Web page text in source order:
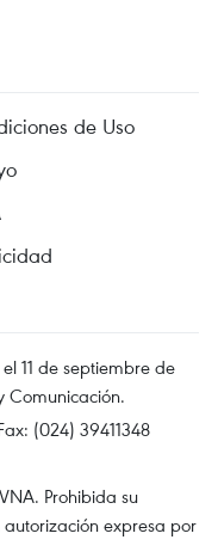
de Uso
11 de septiembre de
Comunicación.
(024) 39411348
Prohibida su
expresa por